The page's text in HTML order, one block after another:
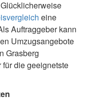
eine
Auftraggeber kann
Umzugsangebote
Grasberg
die geeignetste